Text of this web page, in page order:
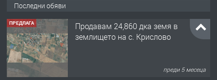
Последни обяви
ПРЕДЛАГА
Продавам 24,860 дка земя в
землището на с. Крислово
преди 5 месеца